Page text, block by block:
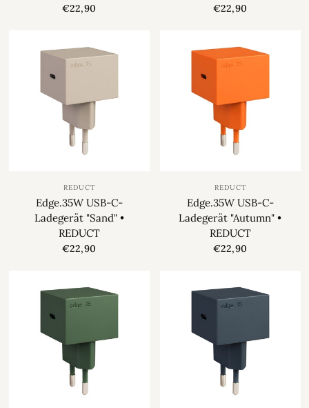
€22,90 €22,90
REDUCT
Edge.35W USB-C-
Ladegerät "Sand" •
REDUCT
€22,90
REDUCT
Edge.35W USB-C-
Ladegerät "Autumn" •
REDUCT
€22,90